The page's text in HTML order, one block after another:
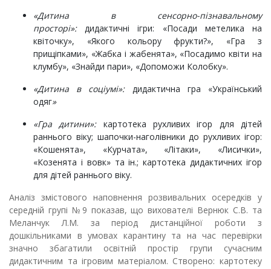
«Дитина в сенсорно-пізнавальному
просторі»:дидактичні ігри: «Посади метелика на
квіточку», «Якого кольору фрукти?», «Гра з
прищіпками», «Жабка і жабенята», «Посадимо квіти на
клумбу», «Знайди пари», «Допоможи Колобку».
«Дитина в соціумі»: дидактична гра «Український
одяг»
«Гра дитини»: картотека рухливих ігор для дітей
раннього віку; шапочки-наголівники до рухливих ігор:
«Кошенята», «Курчата», «Літаки», «Лисички»,
«Козенята і вовк» та ін.; картотека дидактичних ігор
для дітей раннього віку.
Аналіз змістового наповнення розвивальних осередків у
середній групі №9 показав, що вихователі Вернюк С.В. та
Меланчук Л.М. за період дистанційної роботи з
дошкільниками в умовах карантину та на час перевірки
значно збагатили освітній простір групи сучасним
дидактичним та ігровим матеріалом. Створено: картотеку